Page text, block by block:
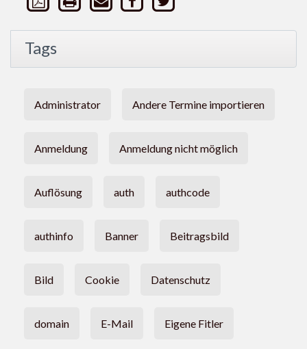
Tags
Administrator Andere Termine importieren
Anmeldung Anmeldung nicht möglich
Auflösung auth authcode
authinfo Banner Beitragsbild
Bild Cookie Datenschutz
domain E-Mail Eigene Fitler